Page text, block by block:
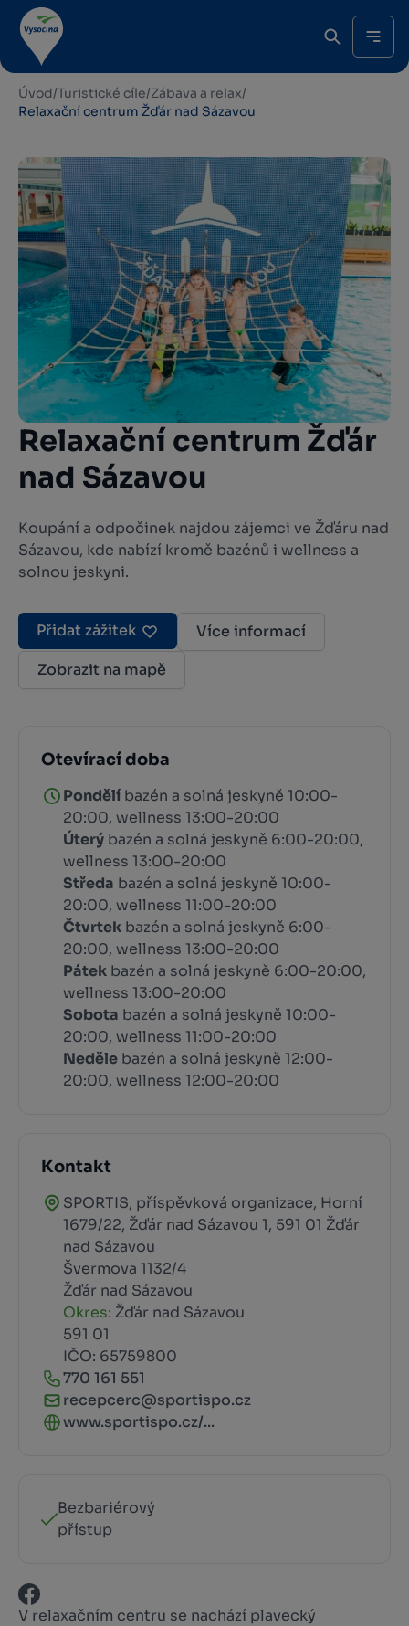
Úvod/Turistické cíle/Zábava a relax/
Relaxační centrum Žďár nad Sázavou
Relaxační centrum Žďár
nad Sázavou
Koupání a odpočinek najdou zájemci ve Žďáru nad
Sázavou, kde nabízí kromě bazénů i wellness a
solnou jeskyni.
Přidat zážitek
Více informací
Zobrazit na mapě
Otevírací doba
Pondělí bazén a solná jeskyně 10:00-
20:00, wellness 13:00-20:00
Úterý bazén a solná jeskyně 6:00-20:00,
wellness 13:00-20:00
Středa bazén a solná jeskyně 10:00-
20:00, wellness 11:00-20:00
Čtvrtek bazén a solná jeskyně 6:00-
20:00, wellness 13:00-20:00
Pátek bazén a solná jeskyně 6:00-20:00,
wellness 13:00-20:00
Sobota bazén a solná jeskyně 10:00-
20:00, wellness 11:00-20:00
Neděle bazén a solná jeskyně 12:00-
20:00, wellness 12:00-20:00
Kontakt
SPORTIS, příspěvková organizace, Horní
1679/22, Žďár nad Sázavou 1, 591 01 Žďár
nad Sázavou
Švermova 1132/4
Žďár nad Sázavou
Okres: Žďár nad Sázavou
591 01
IČO: 65759800
770 161 551
recepcerc@sportispo.cz
www.sportispo.cz/...
Bezbariérový
přístup
V relaxačním centru se nachází plavecký